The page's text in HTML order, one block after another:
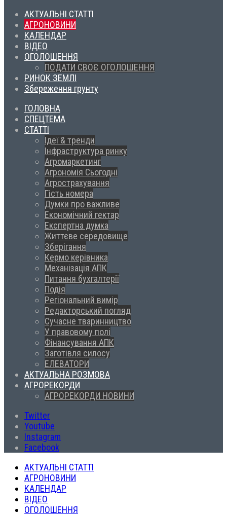
АКТУАЛЬНІ СТАТТІ
АГРОНОВИНИ
КАЛЕНДАР
ВІДЕО
ОГОЛОШЕННЯ
ПОДАТИ СВОЄ ОГОЛОШЕННЯ
РИНОК ЗЕМЛІ
Збереження грунту
ГОЛОВНА
СПЕЦТЕМА
СТАТТІ
Ідеї & тренди
Інфраструктура ринку
Агромаркетинг
Агрономія Сьогодні
Агрострахування
Гість номера
Думки про важливе
Економічний гектар
Експертна думка
Життєве середовище
Зберігання
Кермо керівника
Механізація АПК
Питання бухгалтерії
Подія
Регіональний вимір
Редакторський погляд
Сучасне тваринництво
У правовому полі
Фінансування АПК
Заготівля силосу
ЕЛЕВАТОРИ
АКТУАЛЬНА РОЗМОВА
АГРОРЕКОРДИ
АГРОРЕКОРДИ НОВИНИ
Twitter
Youtube
Instagram
Facebook
АКТУАЛЬНІ СТАТТІ
АГРОНОВИНИ
КАЛЕНДАР
ВІДЕО
ОГОЛОШЕННЯ